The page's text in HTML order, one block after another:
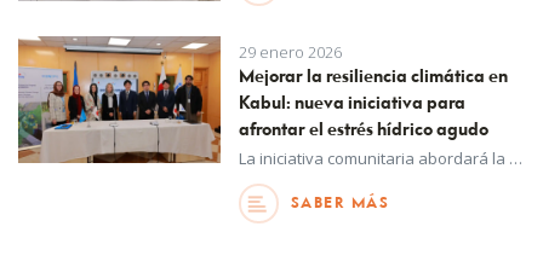
29 enero 2026
Mejorar la resiliencia climática en
Kabul: nueva iniciativa para
afrontar el estrés hídrico agudo
La iniciativa comunitaria abordará la escasez de agua y los riesgos relacionados con el clima para aproximadamente 150.000 personas en la capital de Afganistán, Kabul.
SABER MÁS